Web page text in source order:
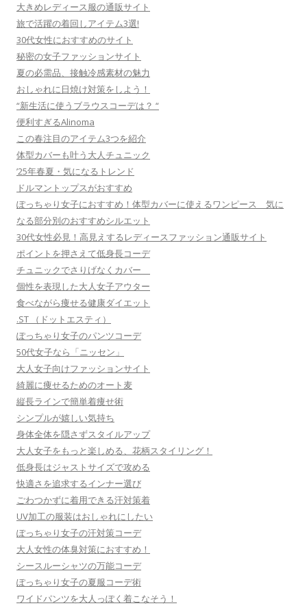
大きめレディース服の通販サイト
旅で活躍の着回しアイテム3選!
30代女性におすすめのサイト
秘密の女子ファッションサイト
夏の必需品、接触冷感素材の魅力
おしゃれに日焼け対策をしよう！
“新生活に使うブラウスコーデは？ “
便利すぎるAlinoma
この春注目のアイテム3つを紹介
体型カバーも叶う大人チュニック
’25年春夏・気になるトレンド
ドルマントップスがおすすめ
ぽっちゃり女子におすすめ！体型カバーに使えるワンピース 気に
なる部分別のおすすめシルエット
30代女性必見！高見えするレディースファッション通販サイト
ポイントを押さえて低身長コーデ
チュニックでさりげなくカバー
個性を表現した大人女子アウター
食べながら痩せる健康ダイエット
.ST （ドットエスティ）
ぽっちゃり女子のパンツコーデ
50代女子なら「ニッセン」
大人女子向けファッションサイト
綺麗に痩せるためのオート麦
縦長ラインで簡単着痩せ術
シンプルが嬉しい気持ち
身体全体を隠さずスタイルアップ
大人女子をもっと楽しめる、花柄スタイリング！
低身長はジャストサイズで攻める
快適さを追求するインナー選び
ごわつかずに着用できる汗対策着
UV加工の服装はおしゃれにしたい
ぽっちゃり女子の汗対策コーデ
大人女性の体臭対策におすすめ！
シースルーシャツの万能コーデ
ぽっちゃり女子の夏服コーデ術
ワイドパンツを大人っぽく着こなそう！